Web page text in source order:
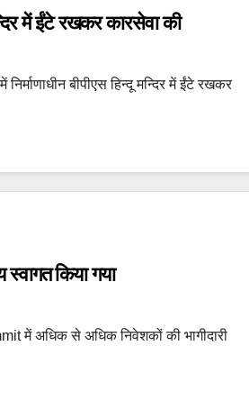
में ईंटे रखकर कारसेवा की
बीपीएस हिन्दू मन्दिर में ईंटे रखकर
स्वागत किया गया
में अधिक से अधिक निवेशकों की भागीदारी